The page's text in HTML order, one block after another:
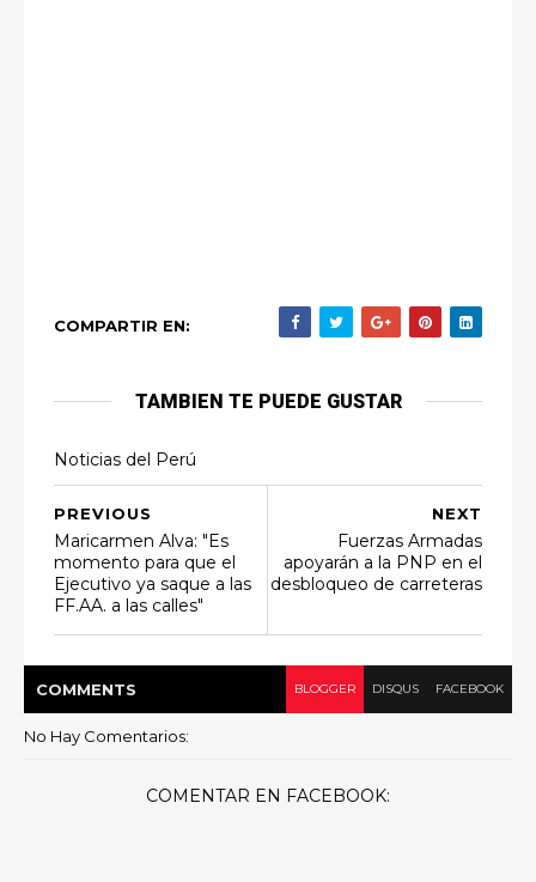
COMPARTIR EN:
TAMBIEN TE PUEDE GUSTAR
Noticias del Perú
NEXT
Fuerzas Armadas
apoyarán a la PNP en el
desbloqueo de carreteras
PREVIOUS
Maricarmen Alva: "Es
momento para que el
Ejecutivo ya saque a las
FF.AA. a las calles"
COMMENTS BLOGGER DISQUS FACEBOOK
No Hay Comentarios:
COMENTAR EN FACEBOOK: